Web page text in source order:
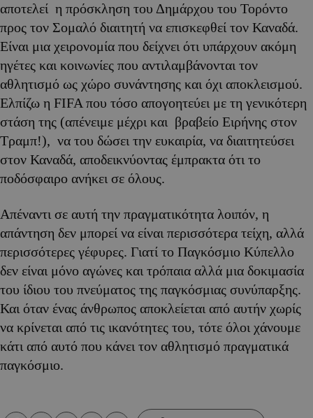
αποτελεί η πρόσκληση του Δημάρχου του Τορόντο
προς τον Σομαλό διαιτητή να επισκεφθεί τον Καναδά.
Είναι μια χειρονομία που δείχνει ότι υπάρχουν ακόμη
ηγέτες και κοινωνίες που αντιλαμβάνονται τον
αθλητισμό ως χώρο συνάντησης και όχι αποκλεισμού.
Ελπίζω η FIFA που τόσο απογοητεύει με τη γενικότερη
στάση της (απένειμε μέχρι και βραβείο Ειρήνης στον
Τραμπ!), να του δώσει την ευκαιρία, να διαιτητεύσει
στον Καναδά, αποδεικνύοντας έμπρακτα ότι το
ποδόσφαιρο ανήκει σε όλους.
Απέναντι σε αυτή την πραγματικότητα λοιπόν, η
απάντηση δεν μπορεί να είναι περισσότερα τείχη, αλλά
περισσότερες γέφυρες. Γιατί το Παγκόσμιο Κύπελλο
δεν είναι μόνο αγώνες και τρόπαια αλλά μια δοκιμασία
του ίδιου του πνεύματος της παγκόσμιας συνύπαρξης.
Και όταν ένας άνθρωπος αποκλείεται από αυτήν χωρίς
να κρίνεται από τις ικανότητες του, τότε όλοι χάνουμε
κάτι από αυτό που κάνει τον αθλητισμό πραγματικά
παγκόσμιο.